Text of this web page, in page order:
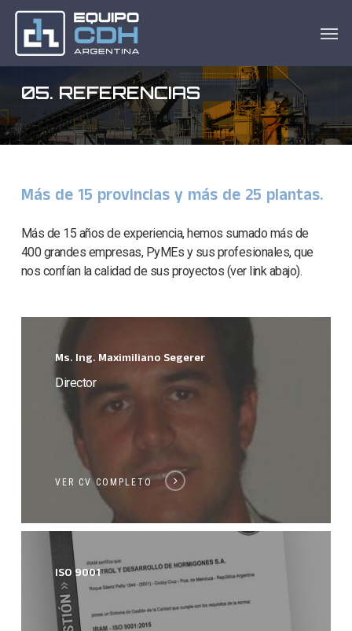
Skip
content
05. REFERENCIAS
Más de 15 provincias y más de 25 plantas.
Más de 15 años de experiencia, hemos sumado más de
400 grandes empresas, PyMEs y sus profesionales, que
nos confían la calidad de sus proyectos (ver link abajo).
Ms. Ing. Maximiliano Segerer
Director
VER CV COMPLETO
ISO 9001